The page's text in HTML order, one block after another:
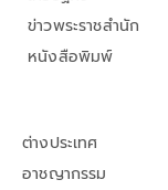
ข่าวพระราชสำนัก
หนังสือพิมพ์
ต่างประเทศ
อาชญากรรม